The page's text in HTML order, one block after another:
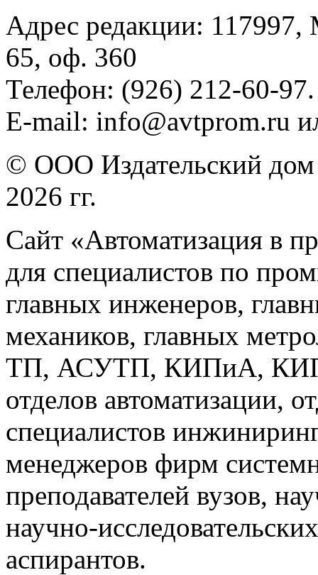
Адрес редакции:
65, оф. 360
Телефон: (926) 212-60-97.
E-mail: info@avtprom.ru
© ООО Издательский
2026 гг.
Сайт «Автоматизация в
для специалистов по
главных инженеров,
механиков, главных
ТП, АСУТП, КИПиА, КИП
отделов автоматизации,
специалистов
менеджеров фирм
преподавателей вузов,
научно-
аспирантов.